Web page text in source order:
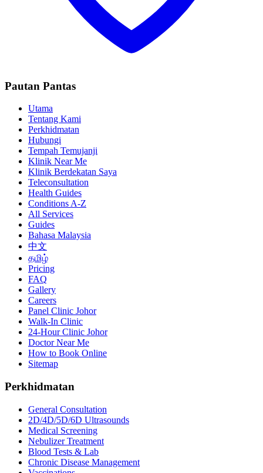
Pautan Pantas
Utama
Tentang Kami
Perkhidmatan
Hubungi
Tempah Temujanji
Klinik Near Me
Klinik Berdekatan Saya
Teleconsultation
Health Guides
Conditions A-Z
All Services
Guides
Bahasa Malaysia
中文
தமிழ்
Pricing
FAQ
Gallery
Careers
Panel Clinic Johor
Walk-In Clinic
24-Hour Clinic Johor
Doctor Near Me
How to Book Online
Sitemap
Perkhidmatan
General Consultation
2D/4D/5D/6D Ultrasounds
Medical Screening
Nebulizer Treatment
Blood Tests & Lab
Chronic Disease Management